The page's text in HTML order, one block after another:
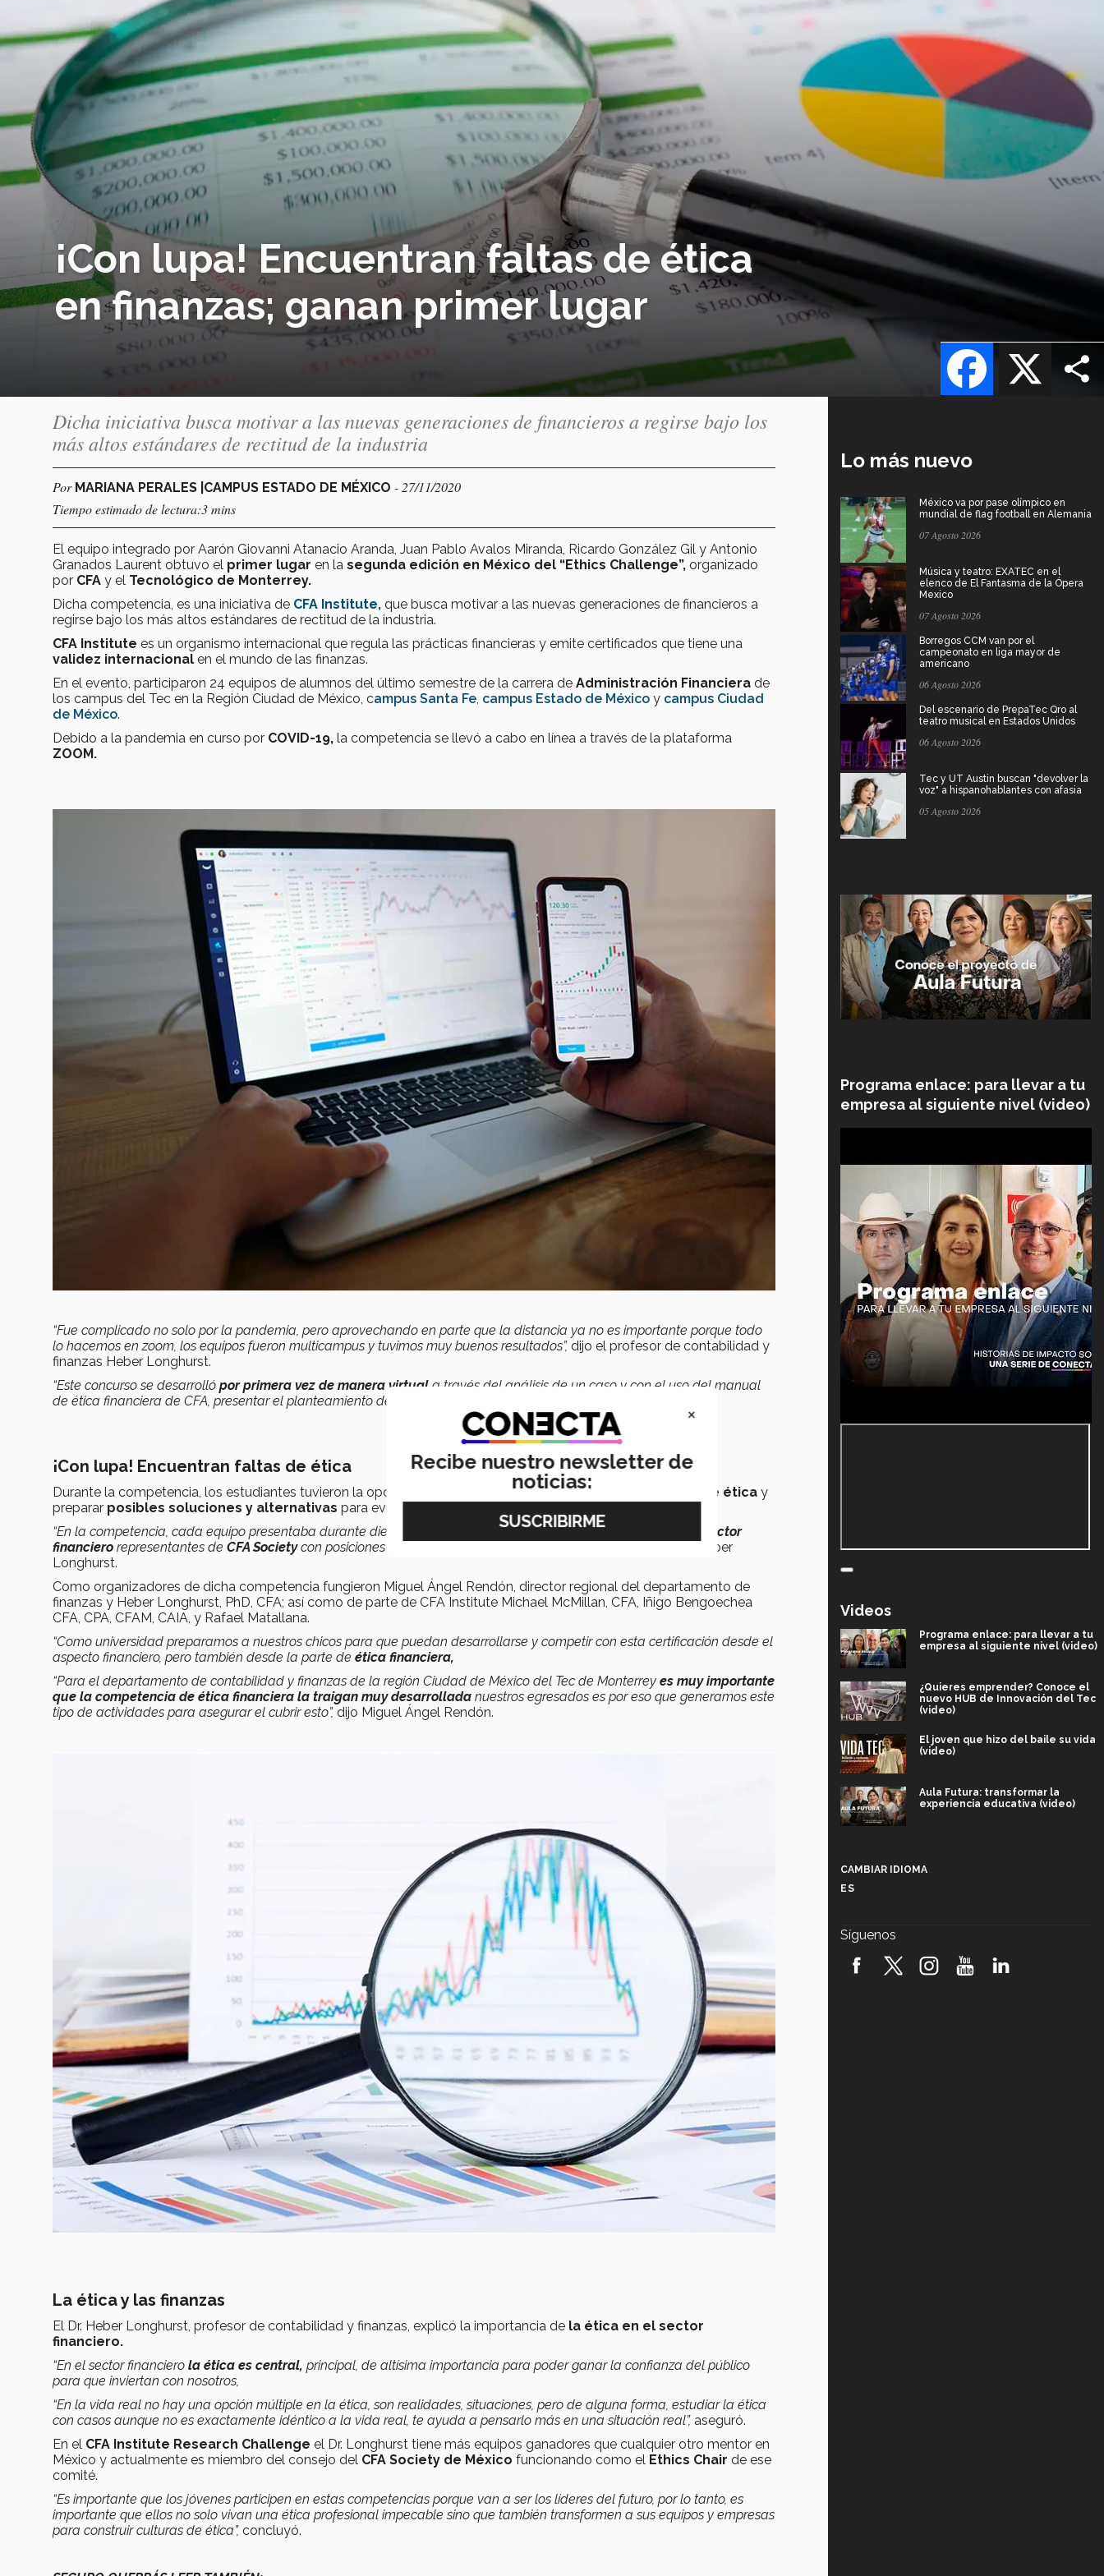
¡Con lupa! Encuentran faltas de ética
en finanzas; ganan primer lugar
X
Facebook
Dicha iniciativa busca motivar a las nuevas generaciones de financieros a regirse bajo los
más altos estándares de rectitud de la industria
Por MARIANA PERALES |CAMPUS ESTADO DE MÉXICO - 27/11/2020
Tiempo estimado de lectura:3 mins
El equipo integrado por Aarón Giovanni Atanacio Aranda, Juan Pablo Avalos Miranda, Ricardo González Gil y Antonio
Granados Laurent obtuvo el primer lugar en la segunda edición en México del “Ethics Challenge”, organizado
por CFA y el Tecnológico de Monterrey.
Dicha competencia, es una iniciativa de CFA Institute, que busca motivar a las nuevas generaciones de financieros a
regirse bajo los más altos estándares de rectitud de la industria.
CFA Institute es un organismo internacional que regula las prácticas financieras y emite certificados que tiene una
validez internacional en el mundo de las finanzas.
En el evento, participaron 24 equipos de alumnos del último semestre de la carrera de Administración Financiera de
los campus del Tec en la Región Ciudad de México, campus Santa Fe campus Estado de México y campus Ciudad
de México.
Debido a la pandemia en curso por COVID-19, la competencia se llevó a cabo en línea a través de la plataforma
ZOOM.
“Fue complicado no solo por la pandemia, pero aprovechando en parte que la distancia ya no es importante porque todo
lo hacemos en zoom, los equipos fueron multicampus y tuvimos muy buenos resultados”, dijo el profesor de contabilidad y
finanzas Heber Longhurst.
“Este concurso se desarrolló por primera vez de manera virtual a través del análisis de un caso y con el uso del manual
de ética financiera de CFA, presentar el planteamiento de las faltas éticas”,
¡Con lupa! Encuentran faltas de ética
Durante la competencia, los estudiantes tuvieron la oportunidad de estudiar un caso e identificar las faltas de ética y
preparar posibles soluciones y alternativas para evitar este tipo de incidencias.
“En la competencia, cada equipo presentaba durante diez minutos
faltas de ética en el caso ante jueces del sector
financiero representantes de CFA Societycon posiciones muy importantes en empresas reconocidas”,
agregó Heber
Longhurst.
Como organizadores de dicha competencia fungieron Miguel Ángel Rendón, director regional del departamento de
finanzas y Heber Longhurst, PhD, CFA; así como de parte de CFA Institute Michael McMillan, CFA, Iñigo Bengoechea
CFA, CPA, CFAM, CAIA, y Rafael Matallana.
“Como universidad preparamos a nuestros chicos para que puedan desarrollarse y competir con esta certificación desde el
aspecto financiero, pero también desde la parte de ética financiera,
“Para el departamento de contabilidad y finanzas de la región Ciudad de México del Tec de Monterrey es muy importante
que la competencia de ética financiera la traigan muy desarrollada nuestros egresados es por eso que generamos este
tipo de actividades para asegurar el cubrir esto”, dijo Miguel Ángel Rendón.
La ética y las finanzas
El Dr. Heber Longhurst, profesor de contabilidad y finanzas, explicó la importancia de la ética en el sector
financiero.
“En el sector financiero la ética es central, principal, de altísima importancia para poder ganar la confianza del público
para que inviertan con nosotros,
“En la vida real no hay una opción múltiple en la ética, son realidades, situaciones, pero de alguna forma, estudiar la ética
con casos aunque no es exactamente idéntico a la vida real, te ayuda a pensarlo más en una situación real”, aseguró.
En el CFA Institute Research Challenge el Dr. Longhurst tiene más equipos ganadores que cualquier otro mentor en
México y actualmente es miembro del consejo del CFA Society de México funcionando como el Ethics Chair de ese
comité.
“Es importante que los jóvenes participen en estas competencias porque van a ser los líderes del futuro, por lo tanto, es
importante que ellos no solo vivan una ética profesional impecable sino que también transformen a sus equipos y empresas
para construir culturas de ética”, concluyó.
Lo más nuevo
México va por pase olímpico en
mundial de flag football en Alemania
07 Agosto 2026
Música y teatro: EXATEC en el
elenco de El Fantasma de la Ópera
Mexico
07 Agosto 2026
Borregos CCM van por el
campeonato en liga mayor de
americano
06 Agosto 2026
Del escenario de PrepaTec Qro al
teatro musical en Estados Unidos
06 Agosto 2026
Tec y UT Austin buscan "devolver la
voz" a hispanohablantes con afasia
05 Agosto 2026
Programa enlace: para llevar a tu
empresa al siguiente nivel (video)
Videos
Programa enlace: para llevar a tu
empresa al siguiente nivel (video)
¿Quieres emprender? Conoce el
nuevo HUB de Innovación del Tec
(video)
El joven que hizo del baile su vida
(video)
Aula Futura: transformar la
experiencia educativa (video)
robótica FIRST 2026! (video)
CAMBIAR IDIOMA
ES
Síguenos
×
Recibe nuestro newsletter de
noticias: